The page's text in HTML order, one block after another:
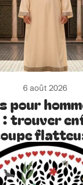
6 août 2026
pour
trouver